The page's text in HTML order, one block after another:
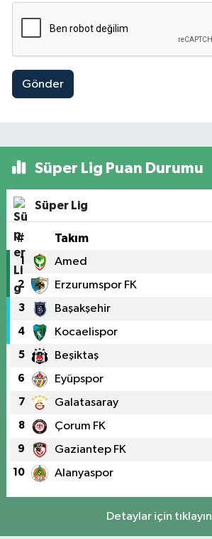
Gönder
Süper Lig Puan Durumu
Süper Lig
# Takım
1 Amed
2 Erzurumspor FK
3 Başakşehir
4 Kocaelispor
5 Beşiktaş
6 Eyüpspor
7 Galatasaray
8 Çorum FK
9 Gaziantep FK
10 Alanyaspor
Detaylar için tıklayın